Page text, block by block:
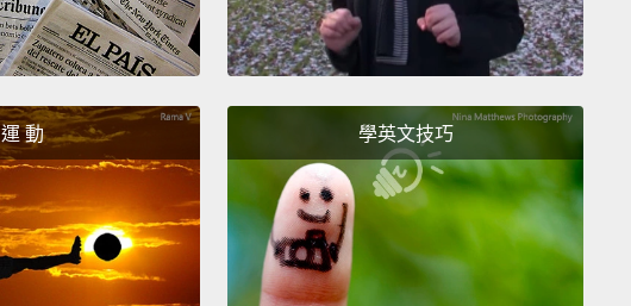
everyday items. The interesting thing is the story behind
it, from something quite profound to something that's
really just funny.
這裡有大量的博物館，最有趣的一間也是最新的其中一間，那
就是失戀博物館。這間博物館是由兩位藝術家所創立的。他們
決定嘗試收集已變質愛情所遺留下的紀念品。你走進去後，就
只會看到稀鬆平常的日用品。有趣的是其後的故事，從很深沉
的情感到單純很搞笑的物品都有。
運 動 學英文技巧